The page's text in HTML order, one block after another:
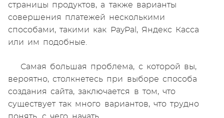
страницы продуктов, а также варианты
совершения платежей несколькими
способами, такими как PayPal, Яндекс Касса
или им подобные.
Самая большая проблема, с которой вы,
вероятно, столкнетесь при выборе способа
создания сайта, заключается в том, что
существует так много вариантов, что трудно